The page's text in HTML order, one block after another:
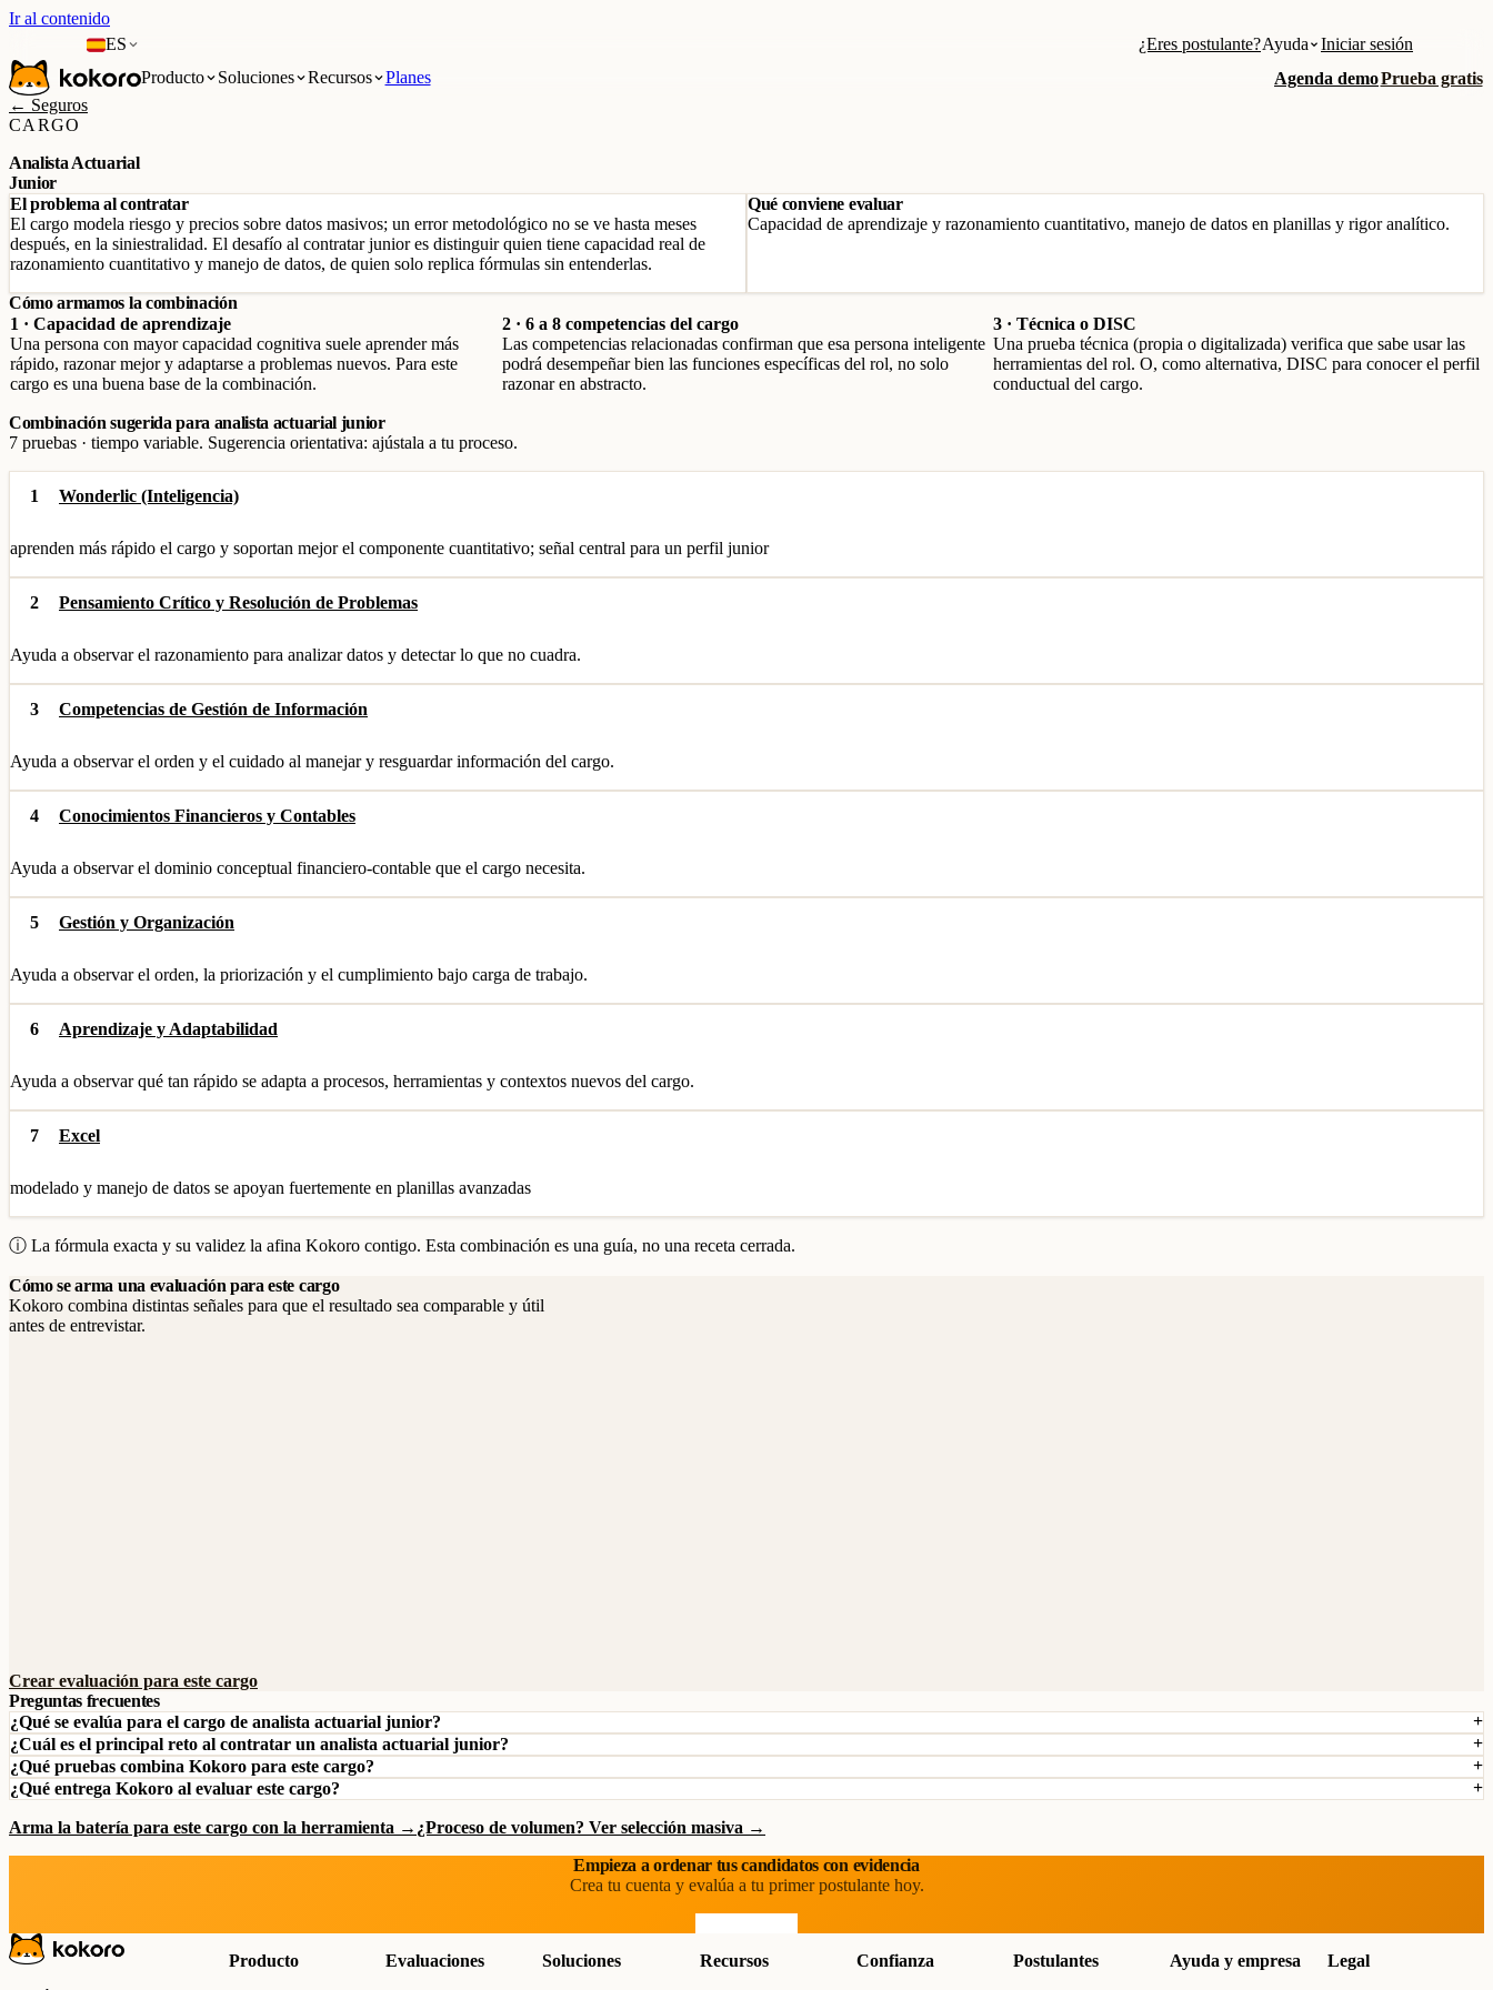
Ir al contenido
ES
¿Eres postulante?Ayuda
Iniciar sesión
Producto
Soluciones Recursos Planes Agenda demoPrueba gratis
← Seguros
CARGO
Analista Actuarial
Junior
El problema al contratar
El cargo modela riesgo y precios sobre datos masivos; un error metodológico no se ve hasta meses
después, en la siniestralidad. El desafío al contratar junior es distinguir quien tiene capacidad real de
razonamiento cuantitativo y manejo de datos, de quien solo replica fórmulas sin entenderlas.
Qué conviene evaluar
Capacidad de aprendizaje y razonamiento cuantitativo, manejo de datos en planillas y rigor analítico.
Cómo armamos la combinación
1 · Capacidad de aprendizaje
Una persona con mayor capacidad cognitiva suele aprender más
rápido, razonar mejor y adaptarse a problemas nuevos. Para este
cargo es una buena base de la combinación.
2 · 6 a 8 competencias del cargo
Las competencias relacionadas confirman que esa persona inteligente
podrá desempeñar bien las funciones específicas del rol, no solo
razonar en abstracto.
3 · Técnica o DISC
Una prueba técnica (propia o digitalizada) verifica que sabe usar las
herramientas del rol. O, como alternativa, DISC para conocer el perfil
conductual del cargo.
Combinación sugerida para analista actuarial junior
7 pruebas · tiempo variable. Sugerencia orientativa: ajústala a tu proceso.
1 Wonderlic (Inteligencia)
aprenden más rápido el cargo y soportan mejor el componente cuantitativo; señal central para un perfil junior
2 Pensamiento Crítico y Resolución de Problemas
Ayuda a observar el razonamiento para analizar datos y detectar lo que no cuadra.
3 Competencias de Gestión de Información
Ayuda a observar el orden y el cuidado al manejar y resguardar información del cargo.
4 Conocimientos Financieros y Contables
Ayuda a observar el dominio conceptual financiero-contable que el cargo necesita.
5 Gestión y Organización
Ayuda a observar el orden, la priorización y el cumplimiento bajo carga de trabajo.
6 Aprendizaje y Adaptabilidad
Ayuda a observar qué tan rápido se adapta a procesos, herramientas y contextos nuevos del cargo.
7 Excel
modelado y manejo de datos se apoyan fuertemente en planillas avanzadas
ⓘ La fórmula exacta y su validez la afina Kokoro contigo. Esta combinación es una guía, no una receta cerrada.
Cómo se arma una evaluación para este cargo
Kokoro combina distintas señales para que el resultado sea comparable y útil
antes de entrevistar.
Crear evaluación para este cargo
Preguntas frecuentes
¿Qué se evalúa para el cargo de analista actuarial junior?
¿Cuál es el principal reto al contratar un analista actuarial junior?
¿Qué pruebas combina Kokoro para este cargo?
¿Qué entrega Kokoro al evaluar este cargo?
Arma la batería para este cargo con la herramienta → ¿Proceso de volumen? Ver selección masiva →
Empieza a ordenar tus candidatos con evidencia
Crea tu cuenta y evalúa a tu primer postulante hoy.
Producto
Evaluaciones
Soluciones
Recursos
Confianza
Postulantes
Ayuda y empresa
Legal